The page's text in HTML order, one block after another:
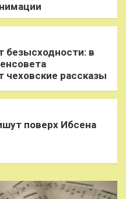
безысходности: в
чеховские рассказы
поверх Ибсена